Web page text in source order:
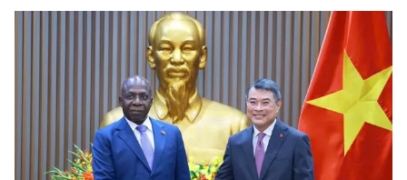
Góc doanh nghiệp
Truyền hình
Khán giả
Du lịch
Giáo dục